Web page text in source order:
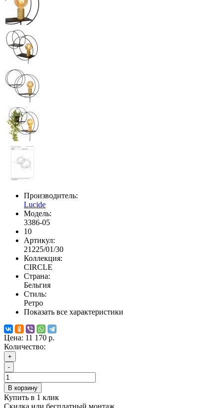
Производитель:
Lucide
Модель:
3386-05
10
Артикул:
21225/01/30
Коллекция:
CIRCLE
Страна:
Бельгия
Стиль:
Ретро
Показать все характеристики
Цена: 11 170 р.
Количество:
+
-
В корзину
Купить в 1 клик